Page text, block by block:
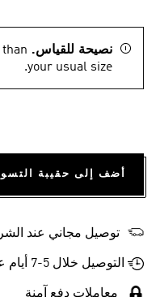
نصيحة للقياس.
your usual size.
أضف إلى حقيبة
توصيل مجاني عند الشراء
التوصيل خلال 5-7 أيام عمل
معاملات دفع آمنة